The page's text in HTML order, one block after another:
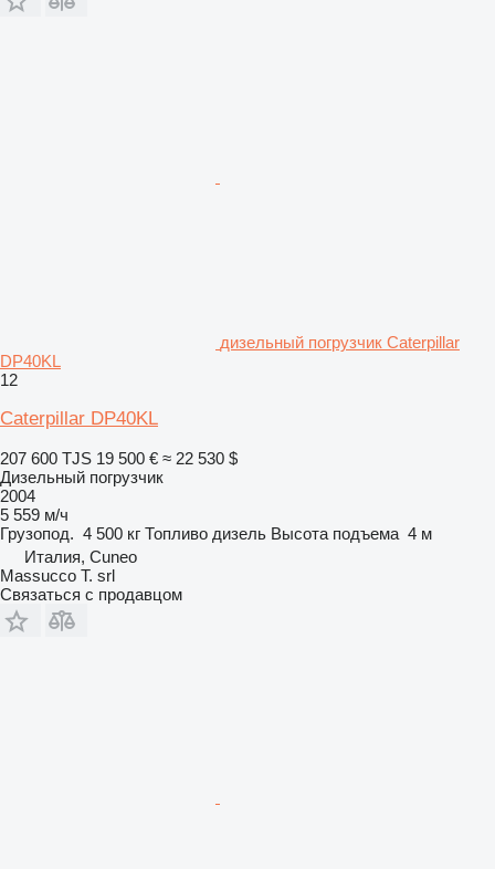
дизельный погрузчик Caterpillar
DP40KL
12
Caterpillar DP40KL
207 600 TJS 19 500 € ≈ 22 530 $
Дизельный погрузчик
2004
5 559 м/ч
Грузопод. 4 500 кг Топливо дизель Высота подъема 4 м
Италия, Cuneo
Massucco T. srl
Связаться с продавцом